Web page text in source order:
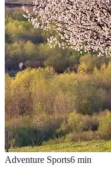
Adventure Sports6 min